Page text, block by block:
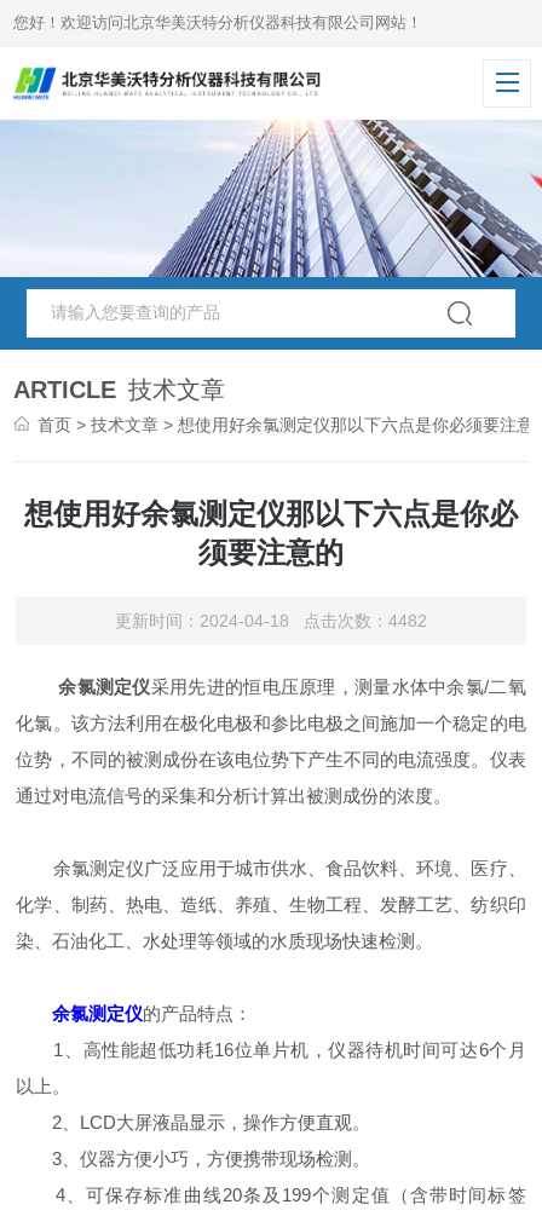
您好！欢迎访问北京华美沃特分析仪器科技有限公司网站！
ARTICLE 技术文章
首页 >技术文章 > 想使用好余氯测定仪那以下六点是你必须要注意
想使用好余氯测定仪那以下六点是你必
须要注意的
更新时间：2024-04-18 点击次数：4482
余氯测定仪采用先进的恒电压原理，测量水体中余氯/二氧
化氯。该方法利用在极化电极和参比电极之间施加一个稳定的电
位势，不同的被测成份在该电位势下产生不同的电流强度。仪表
通过对电流信号的采集和分析计算出被测成份的浓度。
余氯测定仪广泛应用于城市供水、食品饮料、环境、医疗、
化学、制药、热电、造纸、养殖、生物工程、发酵工艺、纺织印
染、石油化工、水处理等领域的水质现场快速检测。
余氯测定仪的产品特点：
1、高性能超低功耗16位单片机，仪器待机时间可达6个月
以上。
2、LCD大屏液晶显示，操作方便直观。
3、仪器方便小巧，方便携带现场检测。
4、可保存标准曲线20条及199个测定值（含带时间标签